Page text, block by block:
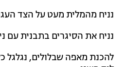
נניח מהמלית מעט על הצד
נניח את הסיגרים בתבנית עם
להכנת מאפה שבלולים, נגלגל